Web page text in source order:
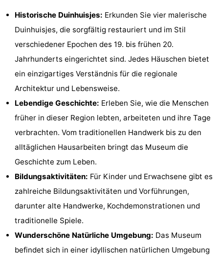
Frühstück)
Strand
Denkmäler
-
Spielplätze
Historische Duinhuisjes: Erkunden Sie vier malerische
Duinhuisjes, die sorgfältig restauriert und im Stil
verschiedener Epochen des 19. bis frühen 20.
Jahrhunderts eingerichtet sind. Jedes Häuschen bietet
ein einzigartiges Verständnis für die regionale
Architektur und Lebensweise.
Lebendige Geschichte: Erleben Sie, wie die Menschen
früher in dieser Region lebten, arbeiteten und ihre Tage
verbrachten. Vom traditionellen Handwerk bis zu den
alltäglichen Hausarbeiten bringt das Museum die
Geschichte zum Leben.
Bildungsaktivitäten: Für Kinder und Erwachsene gibt es
zahlreiche Bildungsaktivitäten und Vorführungen,
darunter alte Handwerke, Kochdemonstrationen und
traditionelle Spiele.
Wunderschöne Natürliche Umgebung: Das Museum
befindet sich in einer idyllischen natürlichen Umgebung